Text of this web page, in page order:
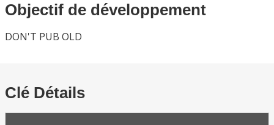
Objectif de développement
DON'T PUB OLD
Clé Détails